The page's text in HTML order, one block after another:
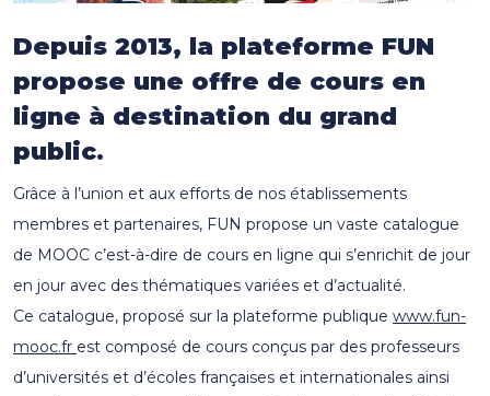
Depuis 2013, la plateforme FUN
propose une offre de cours en
ligne à destination du grand
public.
Grâce à l’union et aux efforts de nos établissements
membres et partenaires, FUN propose un vaste catalogue
de MOOC c’est-à-dire de cours en ligne qui s’enrichit de jour
en jour avec des thématiques variées et d’actualité.
Ce catalogue, proposé sur la plateforme publique www.fun-
mooc.fr est composé de cours conçus par des professeurs
d’universités et d’écoles françaises et internationales ainsi